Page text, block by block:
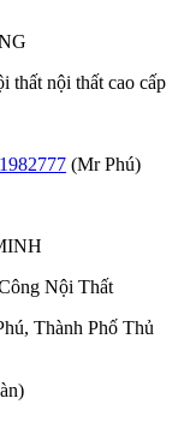
thất nội thất cao cấp
(Mr Phú)
Nội Thất
Thành Phố Thủ